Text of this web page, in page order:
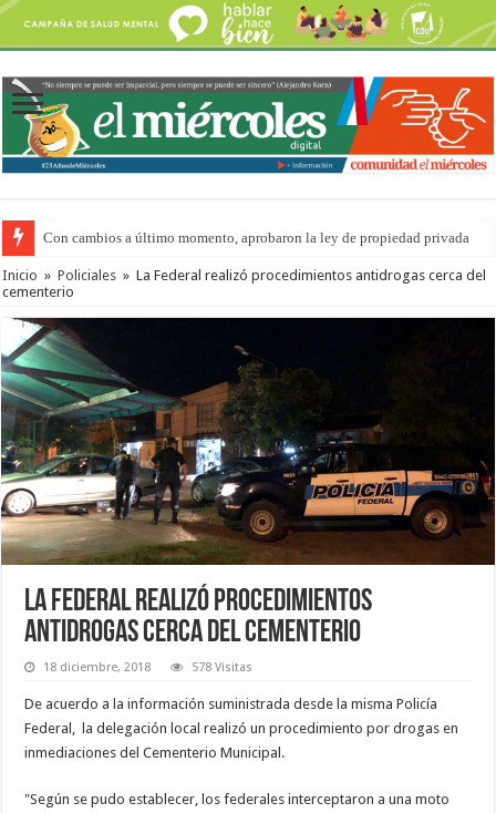
Con cambios a último momento, aprobaron la ley de propiedad privada
Inicio » Policiales » La Federal realizó procedimientos antidrogas cerca del
cementerio
La Federal realizó procedimientos
antidrogas cerca del cementerio
18 diciembre, 2018 578 Visitas
De acuerdo a la información suministrada desde la misma Policía
Federal, la delegación local realizó un procedimiento por drogas en
inmediaciones del Cementerio Municipal.
"Según se pudo establecer, los federales interceptaron a una moto